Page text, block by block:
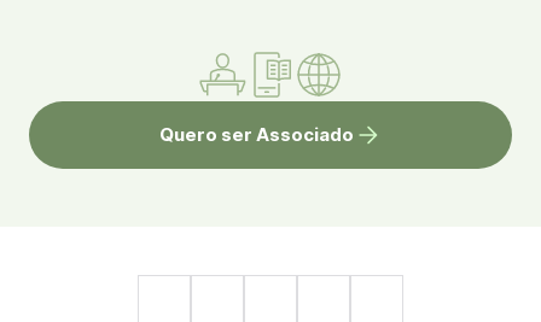
Quero ser Associado